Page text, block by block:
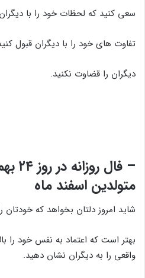
سعی کنید که لحظات خود را با
تفاوت های خود را با دیگران قبول
دیگران را قضاوت نکنید.
متولدین اسفند ماه
شاید امروز دلتان بخواهد که خودتان
بهتر است که اعتماد به نفس خود را
واقعی را به دیگران نشان دهید.